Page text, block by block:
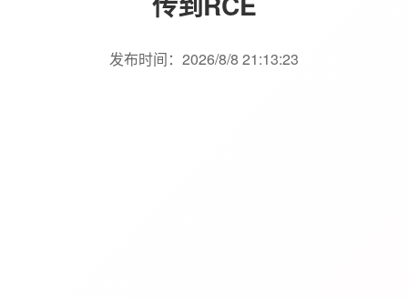
发布时间：2026/8/8 21:13:23